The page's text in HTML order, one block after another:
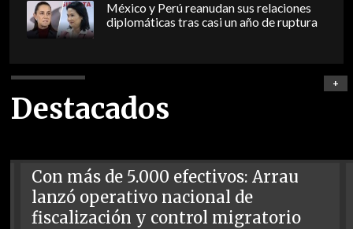
México y Perú reanudan sus relaciones
diplomáticas tras casi un año de ruptura
Destacados
+
Con más de 5.000 efectivos: Arrau
lanzó operativo nacional de
fiscalización y control migratorio